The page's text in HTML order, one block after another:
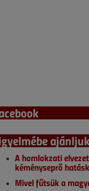
ajánljuk
A homlokzati
kéményseprő
Mivel fűtsük a